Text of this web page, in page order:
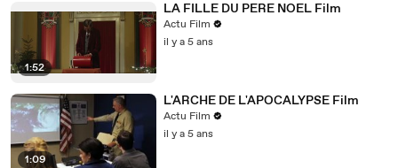
1:52
LA FILLE DU PERE NOEL Film
Actu Film
il y a 5 ans
1:09
L'ARCHE DE L'APOCALYPSE Film
Actu Film
il y a 5 ans